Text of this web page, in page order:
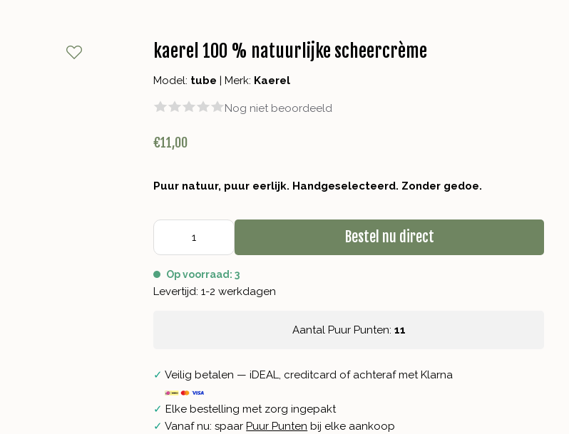
kaerel 100 % natuurlijke scheercrème
Model: tube Merk: Kaerel
Nog niet beoordeeld
€11,00
Puur natuur, puur eerlijk. Handgeselecteerd. Zonder gedoe.
Bestel nu direct
Op voorraad: 3
Levertijd: 1-2 werkdagen
Aantal Puur Punten: 11
✓ Veilig betalen — iDEAL, creditcard of achteraf met Klarna
✓ Elke bestelling met zorg ingepakt
✓ Vanaf nu: spaar Puur Punten bij elke aankoop